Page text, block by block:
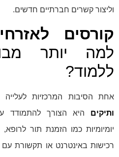
וליצור קשרים חברתיים חדשים.
קורסים
למה יותר
ללמוד?
אחת הסיבות המרכזיות לעלייה
ותיקים היא הצורך להתמודד
יומיומיות כמו הזמנת תור
רכישות באינטרנט או תקשורת